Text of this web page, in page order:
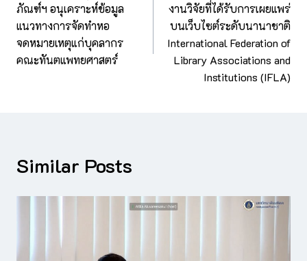
ภัณฑ์ฯ อนุเคราะห์ข้อมูล
แนวทางการจัดทำหอ
จดหมายเหตุแก่บุคลากร
คณะทันตแพทยศาสตร์
งานวิจัยที่ได้รับการเผยแพร่
บนเว็บไซต์ระดับนานาชาติ
International Federation of
Library Associations and
Institutions (IFLA)
Similar Posts